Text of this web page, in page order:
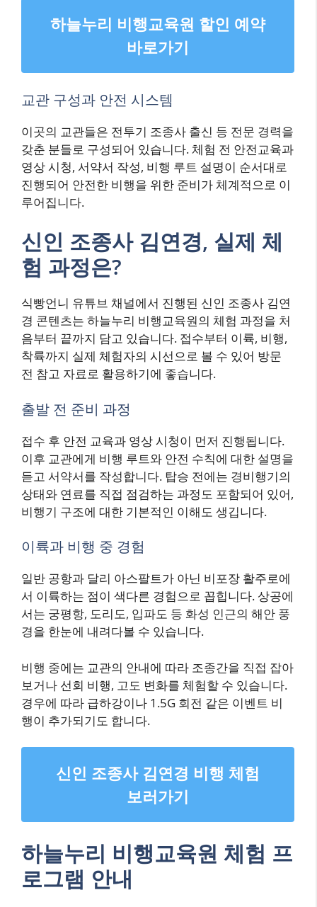
하늘누리 비행교육원 할인 예약
바로가기
교관 구성과 안전 시스템
이곳의 교관들은 전투기 조종사 출신 등 전문 경력을
갖춘 분들로 구성되어 있습니다. 체험 전 안전교육과
영상 시청, 서약서 작성, 비행 루트 설명이 순서대로
진행되어 안전한 비행을 위한 준비가 체계적으로 이
루어집니다.
신인 조종사 김연경, 실제 체
험 과정은?
식빵언니 유튜브 채널에서 진행된 신인 조종사 김연
경 콘텐츠는 하늘누리 비행교육원의 체험 과정을 처
음부터 끝까지 담고 있습니다. 접수부터 이륙, 비행,
착륙까지 실제 체험자의 시선으로 볼 수 있어 방문
전 참고 자료로 활용하기에 좋습니다.
출발 전 준비 과정
접수 후 안전 교육과 영상 시청이 먼저 진행됩니다.
이후 교관에게 비행 루트와 안전 수칙에 대한 설명을
듣고 서약서를 작성합니다. 탑승 전에는 경비행기의
상태와 연료를 직접 점검하는 과정도 포함되어 있어,
비행기 구조에 대한 기본적인 이해도 생깁니다.
이륙과 비행 중 경험
일반 공항과 달리 아스팔트가 아닌 비포장 활주로에
서 이륙하는 점이 색다른 경험으로 꼽힙니다. 상공에
서는 궁평항, 도리도, 입파도 등 화성 인근의 해안 풍
경을 한눈에 내려다볼 수 있습니다.
비행 중에는 교관의 안내에 따라 조종간을 직접 잡아
보거나 선회 비행, 고도 변화를 체험할 수 있습니다.
경우에 따라 급하강이나 1.5G 회전 같은 이벤트 비
행이 추가되기도 합니다.
신인 조종사 김연경 비행 체험
보러가기
하늘누리 비행교육원 체험 프
로그램 안내